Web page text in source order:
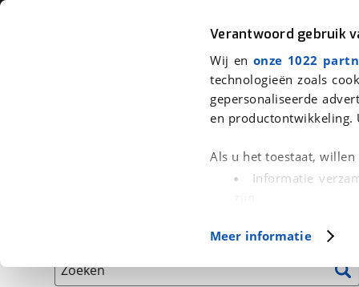
Verantwoord gebruik
Wij en onze 1022
technologieën zoals
gepersonaliseerde
en productontwikkeling.
Als u het toestaat, willen
Informatie
(fingerprinting)
in. U
Meer informatie
Auto Fiets Motor
Kampeervoertuigen
We hebben 1 kampeervoertuig
Zoeken